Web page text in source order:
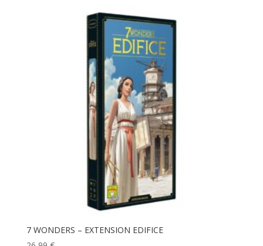
7 WONDERS – EXTENSION EDIFICE